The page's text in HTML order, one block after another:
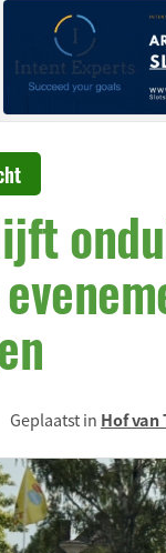
Geplaatst in Hof van